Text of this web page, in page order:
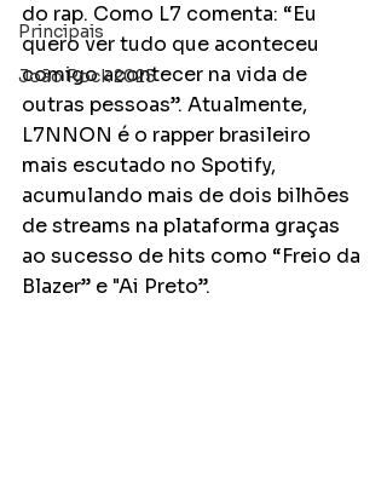
Principais
João Rock 2025
do rap. Como L7 comenta: “Eu
quero ver tudo que aconteceu
comigo acontecer na vida de
outras pessoas”. Atualmente,
L7NNON é o rapper brasileiro
mais escutado no Spotify,
acumulando mais de dois bilhões
de streams na plataforma graças
ao sucesso de hits como “Freio da
Blazer” e "Ai Preto”.